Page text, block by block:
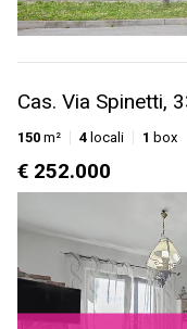
Cas. Via Spinetti,
150 m² 4 locali 1 box
€ 252.000